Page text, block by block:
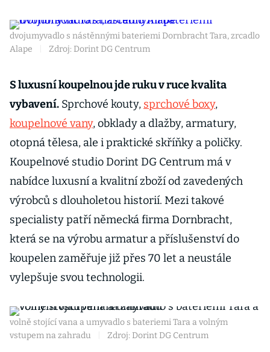
dvojumyvadlo s nástěnnými bateriemi Dornbracht Tara, zrcadlo
Alape
Zdroj: Dorint DG Centrum
S luxusní koupelnou jde ruku v ruce kvalita
vybavení. Sprchové kouty, sprchové boxy,
koupelnové vany, obklady a dlažby, armatury,
otopná tělesa, ale i praktické skříňky a poličky.
Koupelnové studio Dorint DG Centrum má v
nabídce luxusní a kvalitní zboží od zavedených
výrobců s dlouholetou historií. Mezi takové
specialisty patří německá firma Dornbracht,
která se na výrobu armatur a příslušenství do
koupelen zaměřuje již přes 70 let a neustále
vylepšuje svou technologii.
volně stojící vana a umyvadlo s bateriemi Tara a volným
vstupem na zahradu
Zdroj: Dorint DG Centrum